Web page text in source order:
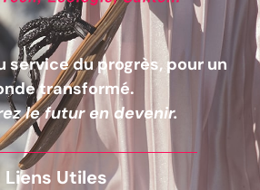
service du progrès, pour un
transformé.
le futur en devenir.
Liens Utiles